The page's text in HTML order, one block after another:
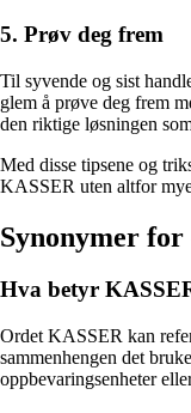
5. Prøv deg frem
Til syvende og sist
glem å prøve deg frem
den riktige løsningen
Med disse tipsene og
KASSER uten altfor
Synonymer
Hva betyr
Ordet KASSER kan
sammenhengen det
oppbevaringsenheter